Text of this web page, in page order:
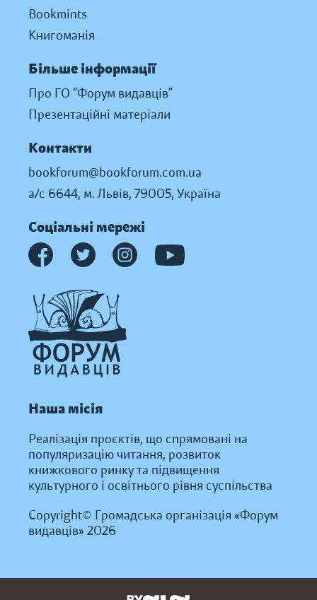
Bookmints
Книгоманія
Більше інформації
Про ГО “Форум видавців”
Презентаційні матеріали
Контакти
bookforum@bookforum.com.ua
а/с 6644, м. Львів, 79005, Україна
Соціальні мережі
Наша місія
Реалізація проєктів, що спрямовані на
популяризацію читання, розвиток
книжкового ринку та підвищення
культурного і освітнього рівня суспільства
Copyright© Громадська організація «Форум
видавців» 2026